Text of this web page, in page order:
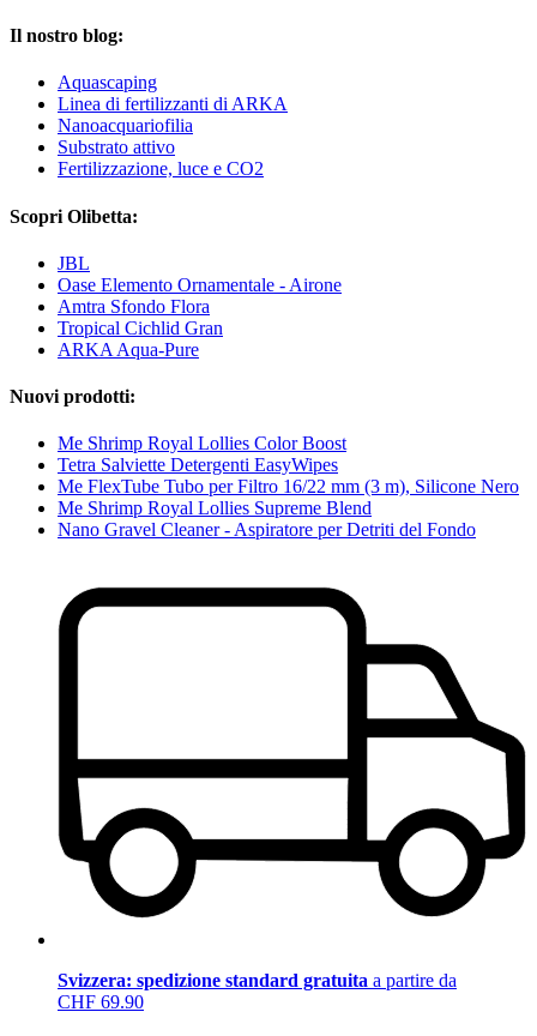
Il nostro blog:
Aquascaping
Linea di fertilizzanti di ARKA
Nanoacquariofilia
Substrato attivo
Fertilizzazione, luce e CO2
Scopri Olibetta:
JBL
Oase Elemento Ornamentale - Airone
Amtra Sfondo Flora
Tropical Cichlid Gran
ARKA Aqua-Pure
Nuovi prodotti:
Me Shrimp Royal Lollies Color Boost
Tetra Salviette Detergenti EasyWipes
Me FlexTube Tubo per Filtro 16/22 mm (3 m), Silicone Nero
Me Shrimp Royal Lollies Supreme Blend
Nano Gravel Cleaner - Aspiratore per Detriti del Fondo
Svizzera: spedizione standard gratuita a partire da
CHF 69.90